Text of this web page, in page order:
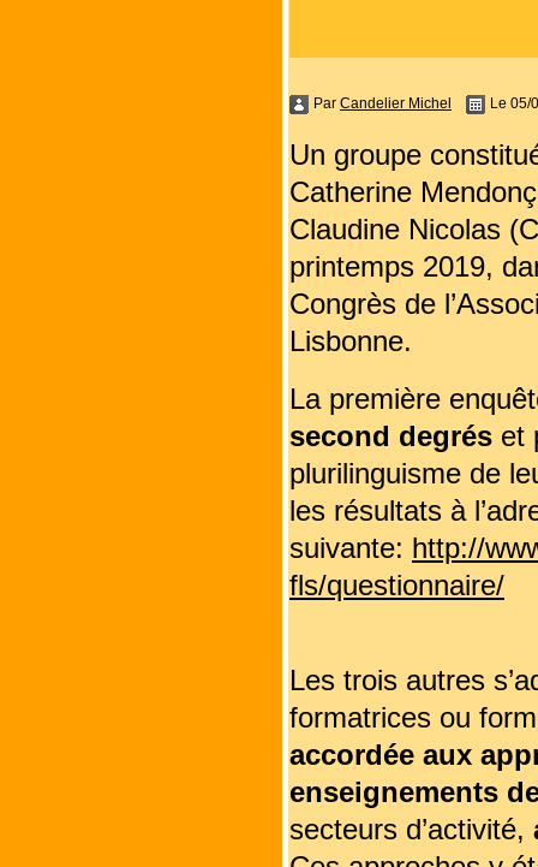
Par Candelier Michel Le 05/
Un groupe
Catherine
Claudine Nicolas
printemps 2019,
Congrès de
Lisbonne.
La première
second degrés et
plurilinguisme de
les résultats à
suivante: http://
fls/questionnaire/
Les trois autres
formatrices ou
accordée aux
enseignements
secteurs d’activité,